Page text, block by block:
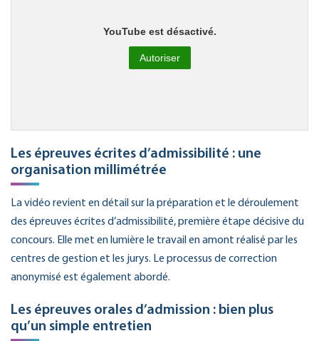
YouTube est désactivé.
Autoriser
Les épreuves écrites d’admissibilité : une
organisation millimétrée
La vidéo revient en détail sur la préparation et le déroulement
des épreuves écrites d’admissibilité, première étape décisive du
concours. Elle met en lumière le travail en amont réalisé par les
centres de gestion et les jurys. Le processus de correction
anonymisé est également abordé.
Les épreuves orales d’admission : bien plus
qu’un simple entretien